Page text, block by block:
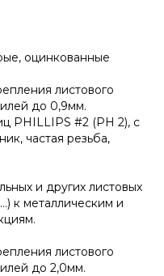
оцинкованные
листового
до 0,9мм.
PHILLIPS #2 (PH 2), с
частая резьба,
и других листовых
к металлическим и
листового
до 2,0мм.